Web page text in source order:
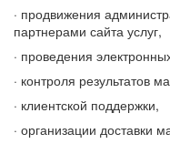
· продвижения
партнерами сайта услуг,
· проведения
· контроля результатов
· клиентской поддержки,
· организации доставки